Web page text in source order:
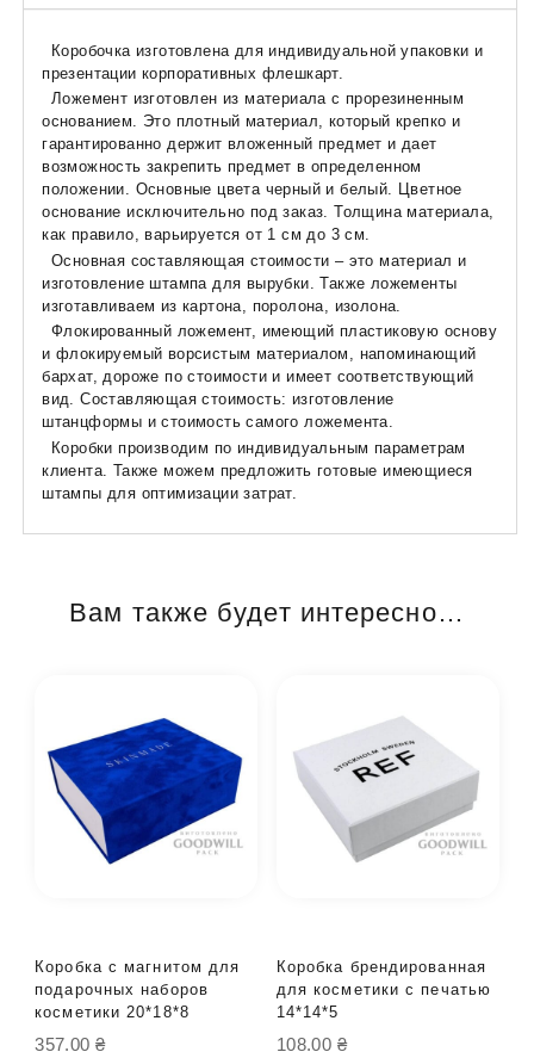
Коробочка изготовлена ​​для индивидуальной упаковки и
презентации корпоративных флешкарт.
Ложемент изготовлен из материала с прорезиненным
основанием. Это плотный материал, который крепко и
гарантированно держит вложенный предмет и дает
возможность закрепить предмет в определенном
положении. Основные цвета черный и белый. Цветное
основание исключительно под заказ. Толщина материала,
как правило, варьируется от 1 см до 3 см.
Основная составляющая стоимости – это материал и
изготовление штампа для вырубки. Также ложементы
изготавливаем из картона, поролона, изолона.
Флокированный ложемент, имеющий пластиковую основу
и флокируемый ворсистым материалом, напоминающий
бархат, дороже по стоимости и имеет соответствующий
вид. Составляющая стоимость: изготовление
штанцформы и стоимость самого ложемента.
Коробки производим по индивидуальным параметрам
клиента. Также можем предложить готовые имеющиеся
штампы для оптимизации затрат.
Вам также будет интересно…
Коробка с магнитом для
подарочных наборов
косметики 20*18*8
357.00 ₴
Коробка брендированная
для косметики с печатью
14*14*5
108.00 ₴